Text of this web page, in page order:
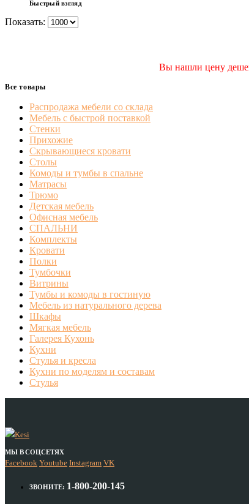
Быстрый взгляд
Показать:
Вы нашли цену
Все товары
Распродажа мебели со склада
Мебель с быстрой поставкой
Стенки
Прихожие
Скрывающиеся кровати
Столы
Комоды и тумбы в спальне
Матрасы
Трюмо
Детская мебель
Офисная мебель
СПАЛЬНИ
Комплекты
Кровати
Полки
Тумбочки
Витрины
Тумбы и комоды в гостиную
Мебель из натурального дерева
Шкафы
Мягкая мебель
Галерея Кухонь
Кухни
Стулья и кресла
Кухни по моделям и составам
Стулья
МЫ В СОЦСЕТЯХ
Facebook Youtube Instagram VK
ЗВОНИТЕ: 1-800-200-145